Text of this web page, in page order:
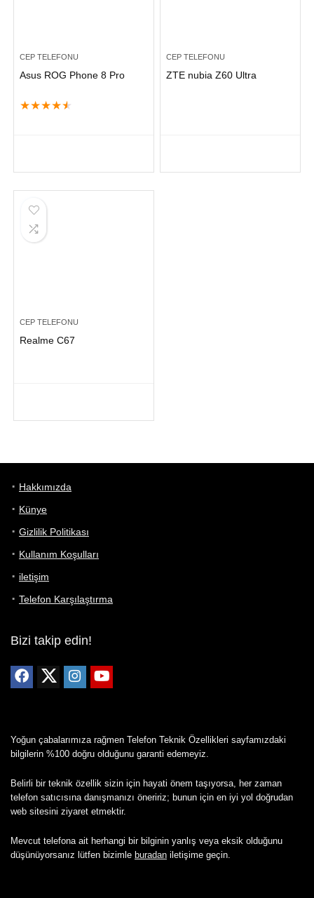
CEP TELEFONU
Asus ROG Phone 8 Pro
★★★★★
CEP TELEFONU
ZTE nubia Z60 Ultra
CEP TELEFONU
Realme C67
Hakkımızda
Künye
Gizlilik Politikası
Kullanım Koşulları
iletişim
Telefon Karşılaştırma
Bizi takip edin!
Yoğun çabalarımıza rağmen Telefon Teknik Özellikleri sayfamızdaki
bilgilerin %100 doğru olduğunu garanti edemeyiz.
Belirli bir teknik özellik sizin için hayati önem taşıyorsa, her zaman
telefon satıcısına danışmanızı öneririz; bunun için en iyi yol doğrudan
web sitesini ziyaret etmektir.
Mevcut telefona ait herhangi bir bilginin yanlış veya eksik olduğunu
düşünüyorsanız lütfen bizimle buradan iletişime geçin.